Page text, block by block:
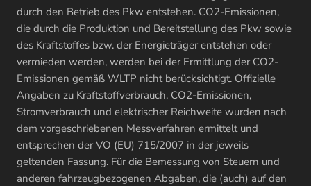
durch den Betrieb des Pkw entstehen. CO2-Emissionen,
die durch die Produktion und Bereitstellung des Pkw sowie
des Kraftstoffes bzw. der Energieträger entstehen oder
vermieden werden, werden bei der Ermittlung der CO2-
Emissionen gemäß WLTP nicht berücksichtigt. Offizielle
Angaben zu Kraftstoffverbrauch, CO2-Emissionen,
Stromverbrauch und elektrischer Reichweite wurden nach
dem vorgeschriebenen Messverfahren ermittelt und
entsprechen der VO (EU) 715/2007 in der jeweils
geltenden Fassung. Für die Bemessung von Steuern und
anderen fahrzeugbezogenen Abgaben, die (auch) auf den